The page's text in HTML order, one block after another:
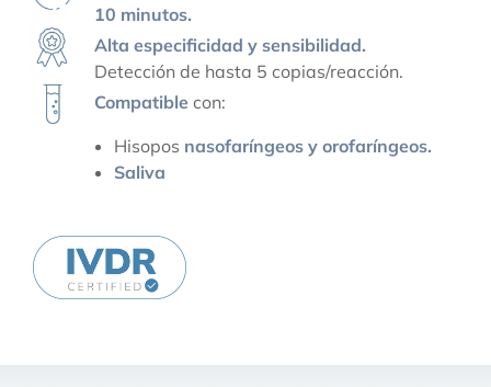
10 minutos.
Alta especificidad y sensibilidad.
Detección de hasta 5 copias/reacción.
Compatible con:
Hisopos nasofaríngeos y orofaríngeos.
Saliva